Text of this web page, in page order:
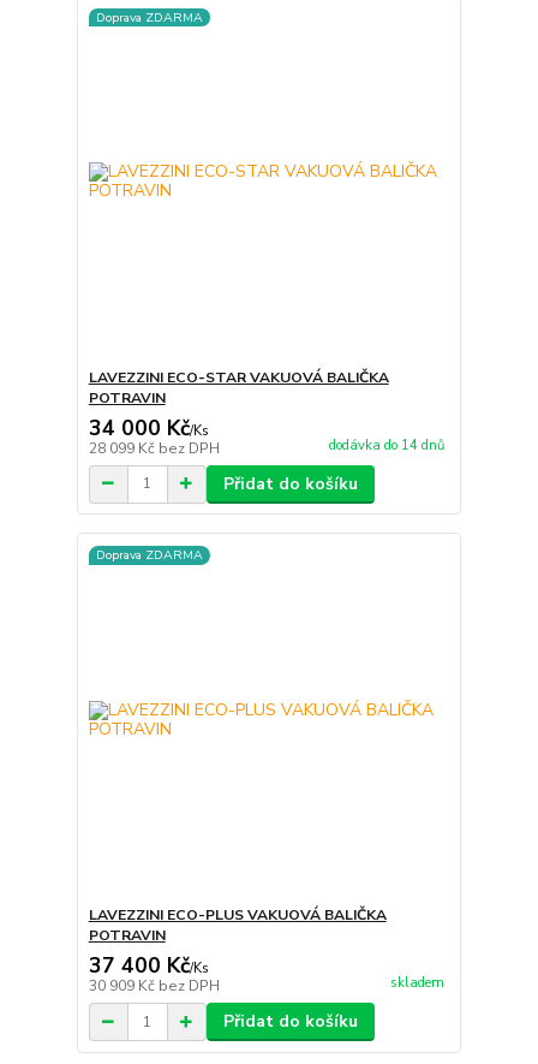
Doprava ZDARMA
LAVEZZINI ECO-STAR VAKUOVÁ BALIČKA
POTRAVIN
34 000 Kč/Ks
28 099 Kč bez DPH dodávka do 14 dnů
Přidat do košíku
Doprava ZDARMA
LAVEZZINI ECO-PLUS VAKUOVÁ BALIČKA
POTRAVIN
37 400 Kč/Ks
30 909 Kč bez DPH skladem
Přidat do košíku